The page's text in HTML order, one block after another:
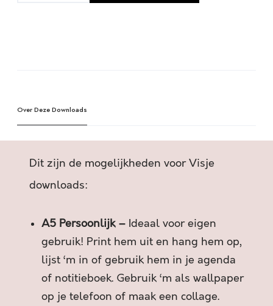
L
E
I
E
N
A
R
R
M
E
r
n
a
Over Deze Downloads
Dit zijn de mogelijkheden voor Visje
downloads:
A5 Persoonlijk – Ideaal voor eigen
gebruik! Print hem uit en hang hem op,
lijst ‘m in of gebruik hem in je agenda
of notitieboek. Gebruik ‘m als wallpaper
op je telefoon of maak een collage.